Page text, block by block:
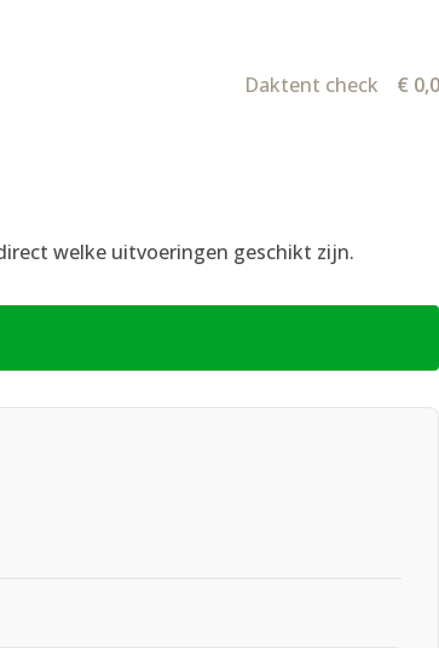
Daktent check €
welke uitvoeringen geschikt zijn.